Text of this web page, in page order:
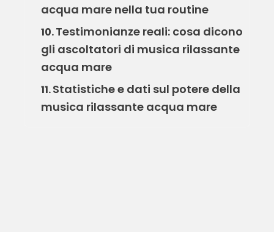
acqua mare nella tua routine
10.Testimonianze reali: cosa dicono
gli ascoltatori di musica rilassante
acqua mare
11.Statistiche e dati sul potere della
musica rilassante acqua mare